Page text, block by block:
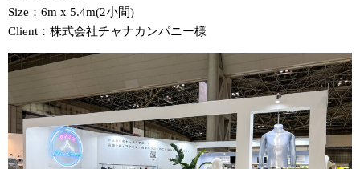
Size：6m x 5.4m(2小間)
Client：株式会社チャナカンパニー様